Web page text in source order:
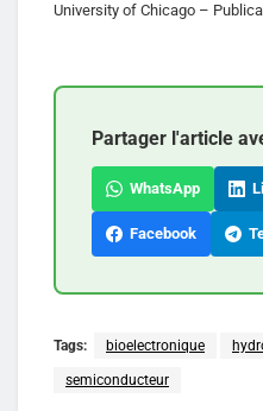
University of Chicago –
Partager l'article
WhatsApp
Facebook
Tags: bioelectronique
semiconducteur